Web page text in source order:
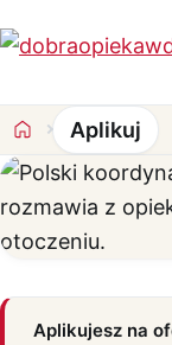
Aplikuj
Aplikuj
Aplikujesz na